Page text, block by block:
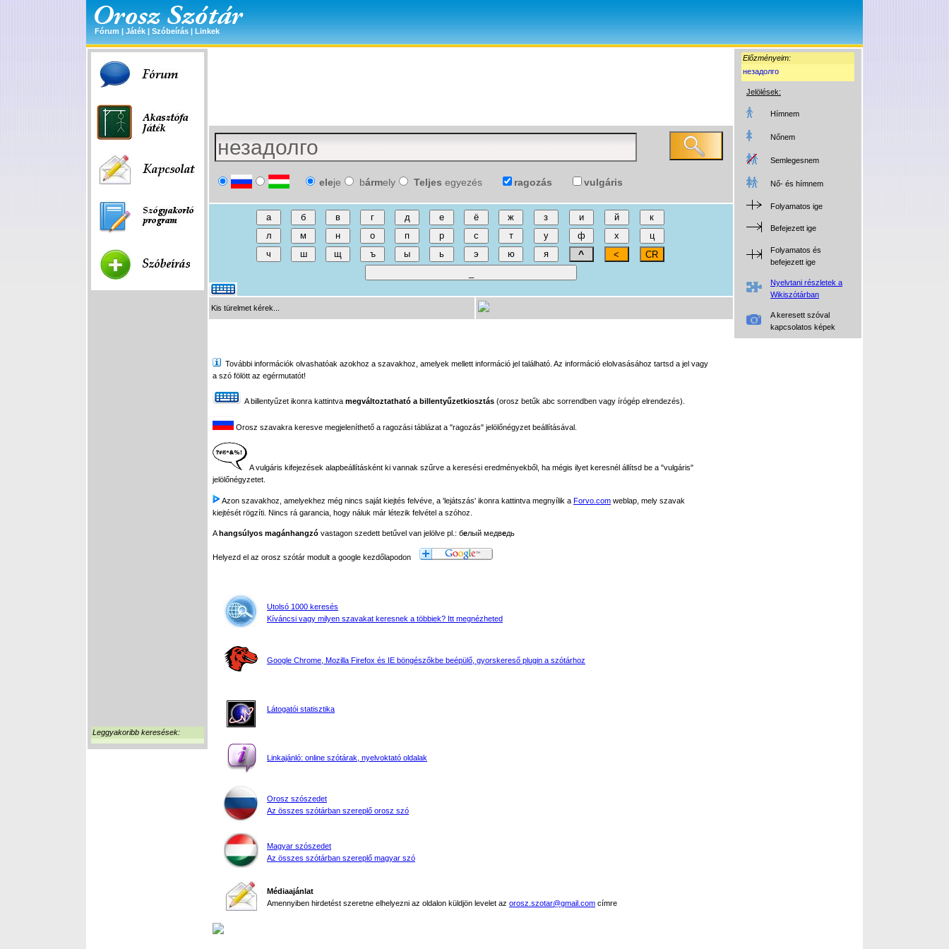
Fórum | Játék | Szóbeírás | Linkek
Előzményeim:
незадолго
Jelölések:
Hímnem
Nőnem
Semlegesnem
Nő- és hímnem
Folyamatos ige
Befejezett ige
Folyamatos és
befejezett ige
Nyelvtani részletek a
Wikiszótárban
A keresett szóval
kapcsolatos képek
Leggyakoribb keresések:
eleje bármely Teljes egyezés ragozás vulgáris
Kis türelmet kérek...
További információk olvashatóak azokhoz a szavakhoz, amelyek mellett információ jel található. Az információ elolvasásához tartsd a jel vagy
a szó fölött az egérmutatót!
A billentyűzet ikonra kattintva megváltoztatható a billentyűzetkiosztás (orosz betűk abc sorrendben vagy írógép elrendezés).
Orosz szavakra keresve megjeleníthető a ragozási táblázat a "ragozás" jelölőnégyzet beállításával.
A vulgáris kifejezések alapbeállításként ki vannak szűrve a keresési eredményekből, ha mégis ilyet keresnél állítsd be a "vulgáris"
jelölőnégyzetet.
Azon szavakhoz, amelyekhez még nincs saját kiejtés felvéve, a 'lejátszás' ikonra kattintva megnyílik a Forvo.com weblap, mely szavak
kiejtését rögzíti. Nincs rá garancia, hogy náluk már létezik felvétel a szóhoz.
Ahangsúlyos magánhangzó vastagon szedett betűvel van jelölve pl.: белый медведь
Helyezd el az orosz szótár modult a google kezdőlapodon
Utolsó 1000 keresés
Kíváncsi vagy milyen szavakat keresnek a többiek? Itt megnézheted
Google Chrome, Mozilla Firefox és IE böngészőkbe beépülő, gyorskereső plugin a szótárhoz
Látogatói statisztika
Linkajánló: online szótárak, nyelvoktató oldalak
Orosz szószedet
Az összes szótárban szereplő orosz szó
Magyar szószedet
Az összes szótárban szereplő magyar szó
Médiaajánlat
Amennyiben hirdetést szeretne elhelyezni az oldalon küldjön levelet az orosz.szotar@gmail.com címre